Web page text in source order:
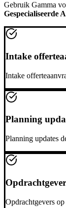
Gebruik Gamma
Gespecialiseerde
Intake
Intake
Planning
Planning updates
Opdrachtgevers